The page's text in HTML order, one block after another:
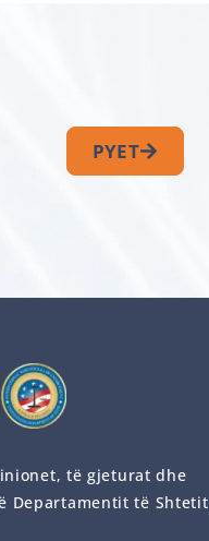
PYET
të gjeturat dhe
Departamentit të Shtetit